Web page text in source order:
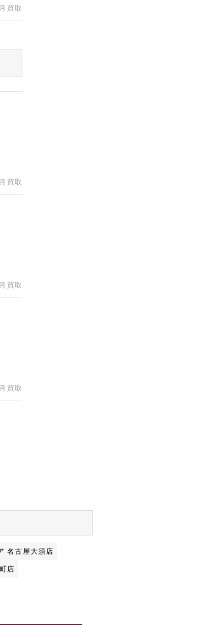
買取
買取
買取
買取
名古屋大須店
店